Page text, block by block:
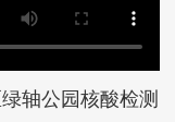
轴公园核酸检测